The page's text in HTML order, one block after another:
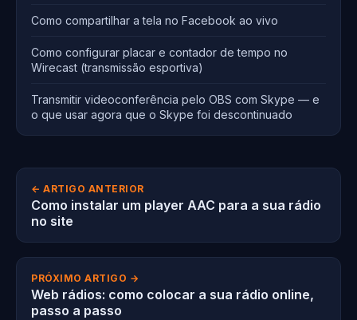
Como compartilhar a tela no Facebook ao vivo
Como configurar placar e contador de tempo no
Wirecast (transmissão esportiva)
Transmitir videoconferência pelo OBS com Skype — e
o que usar agora que o Skype foi descontinuado
← ARTIGO ANTERIOR
Como instalar um player AAC para a sua rádio
no site
PRÓXIMO ARTIGO →
Web rádios: como colocar a sua rádio online,
passo a passo